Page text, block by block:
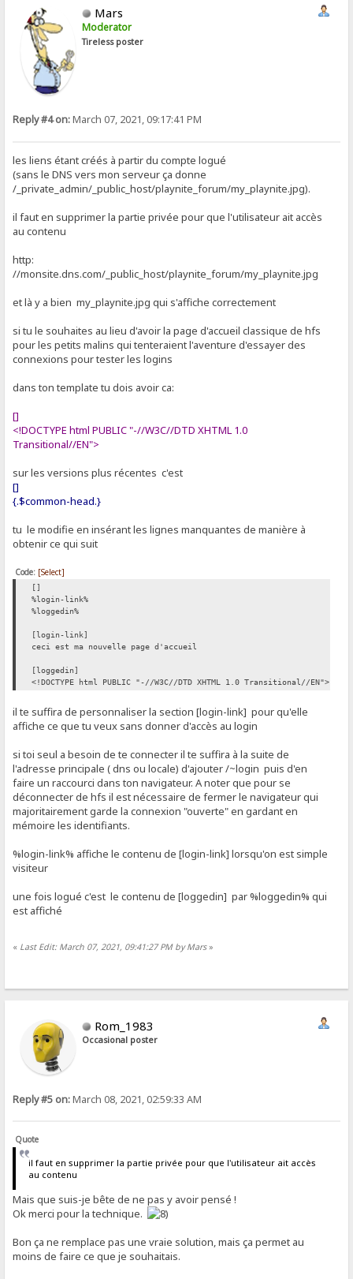
Mars
Moderator
Tireless poster
Reply #4 on:March 07, 2021, 09:17:41 PM
les liens étant créés à partir du compte logué
(sans le DNS vers mon serveur ça donne
/_private_admin/_public_host/playnite_forum/my_playnite.jpg).
il faut en supprimer la partie privée pour que l'utilisateur ait accès
au contenu
http:
//monsite.dns.com/_public_host/playnite_forum/my_playnite.jpg
et là y a bien my_playnite.jpg qui s'affiche correctement
si tu le souhaites au lieu d'avoir la page d'accueil classique de hfs
pour les petits malins qui tenteraient l'aventure d'essayer des
connexions pour tester les logins
dans ton template tu dois avoir ca:
[]
<!DOCTYPE html PUBLIC "-//W3C//DTD XHTML 1.0
Transitional//EN">
sur les versions plus récentes c'est
[]
{.$common-head.}
tu le modifie en insérant les lignes manquantes de manière à
obtenir ce qui suit
Code: [Select]
[]
%login-link%
%loggedin%
[login-link]
ceci est ma nouvelle page d'accueil
[loggedin]
<!DOCTYPE html PUBLIC "-//W3C//DTD XHTML 1.0 Transitional//EN">
il te suffira de personnaliser la section [login-link] pour qu'elle
affiche ce que tu veux sans donner d'accès au login
si toi seul a besoin de te connecter il te suffira à la suite de
l'adresse principale ( dns ou locale) d'ajouter /~login puis d'en
faire un raccourci dans ton navigateur. A noter que pour se
déconnecter de hfs il est nécessaire de fermer le navigateur qui
majoritairement garde la connexion "ouverte" en gardant en
mémoire les identifiants.
%login-link% affiche le contenu de [login-link] lorsqu'on est simple
visiteur
une fois logué c'est le contenu de [loggedin] par %loggedin% qui
est affiché
« Last Edit: March 07, 2021, 09:41:27 PM by Mars»
Rom_1983
Occasional poster
Reply #5 on:March 08, 2021, 02:59:33 AM
Quote
il faut en supprimer la partie privée pour que l'utilisateur ait accès
au contenu
Mais que suis-je bête de ne pas y avoir pensé !
Ok merci pour la technique.
Bon ça ne remplace pas une vraie solution, mais ça permet au
moins de faire ce que je souhaitais.